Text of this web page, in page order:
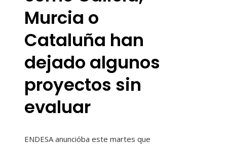
Murcia o
Cataluña han
dejado algunos
proyectos sin
evaluar
ENDESA anuncióba este martes que